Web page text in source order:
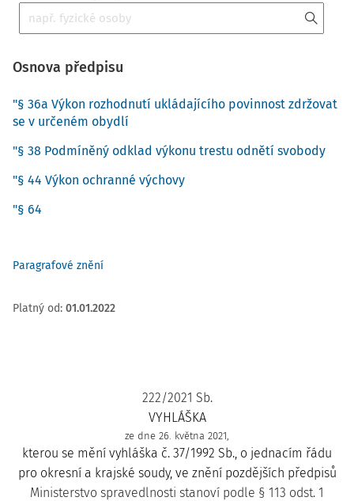
Osnova předpisu
"§ 36a Výkon rozhodnutí ukládajícího povinnost zdržovat
se v určeném obydlí
"§ 38 Podmíněný odklad výkonu trestu odnětí svobody
"§ 44 Výkon ochranné výchovy
"§ 64
Paragrafové znění
Platný od: 01.01.2022
222/2021 Sb.
VYHLÁŠKA
ze dne 26. května 2021,
kterou se mění vyhláška č. 37/1992 Sb., o jednacím řádu
pro okresní a krajské soudy, ve znění pozdějších předpisů
Ministerstvo spravedlnosti stanoví podle § 113 odst. 1